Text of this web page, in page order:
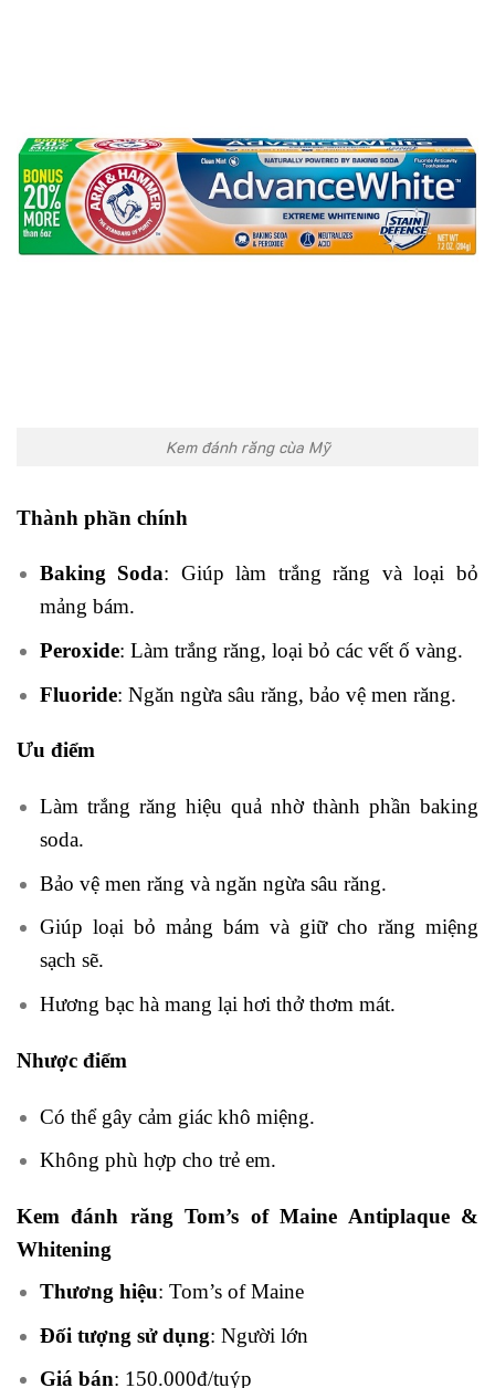
Kem đánh răng cùa Mỹ
Thành phần chính
Baking Soda: Giúp làm trắng răng và loại bỏ
mảng bám.
Peroxide: Làm trắng răng, loại bỏ các vết ố vàng.
Fluoride: Ngăn ngừa sâu răng, bảo vệ men răng.
Ưu điểm
Làm trắng răng hiệu quả nhờ thành phần baking
soda.
Bảo vệ men răng và ngăn ngừa sâu răng.
Giúp loại bỏ mảng bám và giữ cho răng miệng
sạch sẽ.
Hương bạc hà mang lại hơi thở thơm mát.
Nhược điểm
Có thể gây cảm giác khô miệng.
Không phù hợp cho trẻ em.
Kem đánh răng Tom’s of Maine Antiplaque &
Whitening
Thương hiệu: Tom’s of Maine
Đối tượng sử dụng: Người lớn
Giá bán: 150.000đ/tuýp